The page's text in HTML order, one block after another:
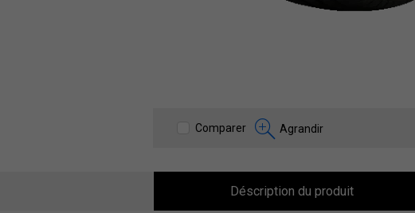
Comparer Agrandir
Déscription du produit